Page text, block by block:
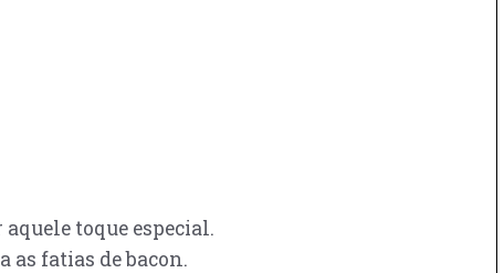
toque especial.
as fatias de bacon.